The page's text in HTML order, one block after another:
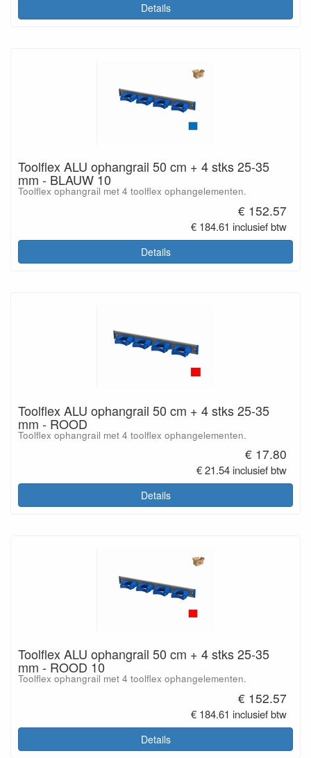
Details
Toolflex ALU ophangrail 50 cm + 4 stks 25-35
mm - BLAUW 10
Toolflex ophangrail met 4 toolflex ophangelementen.
€ 152.57
€ 184.61 inclusief btw
Details
Toolflex ALU ophangrail 50 cm + 4 stks 25-35
mm - ROOD
Toolflex ophangrail met 4 toolflex ophangelementen.
€ 17.80
€ 21.54 inclusief btw
Details
Toolflex ALU ophangrail 50 cm + 4 stks 25-35
mm - ROOD 10
Toolflex ophangrail met 4 toolflex ophangelementen.
€ 152.57
€ 184.61 inclusief btw
Details